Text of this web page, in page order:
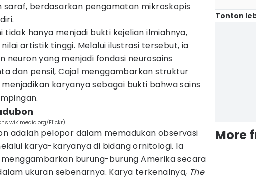
saraf, berdasarkan pengamatan mikroskopis
hanya menjadi bukti kejelian ilmiahnya,
artistik tinggi. Melalui ilustrasi tersebut, ia
neuron yang menjadi fondasi neurosains
dan pensil, Cajal menggambarkan struktur
karyanya sebagai bukti bahwa sains
Flickr)
adalah pelopor dalam memadukan observasi
karya-karyanya di bidang ornitologi. Ia
burung-burung Amerika secara
ukuran sebenarnya. Karya terkenalnya, The
Tonton
More